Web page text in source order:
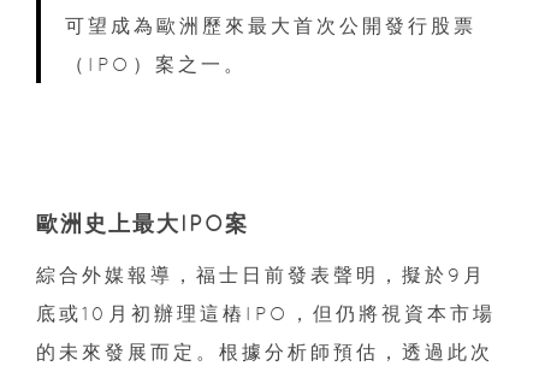
可望成為歐洲歷來最大首次公開發行股票
（IPO）案之一。
歐洲史上最大IPO案
綜合外媒報導，福士日前發表聲明，擬於9月
底或10月初辦理這樁IPO，但仍將視資本市場
的未來發展而定。根據分析師預估，透過此次